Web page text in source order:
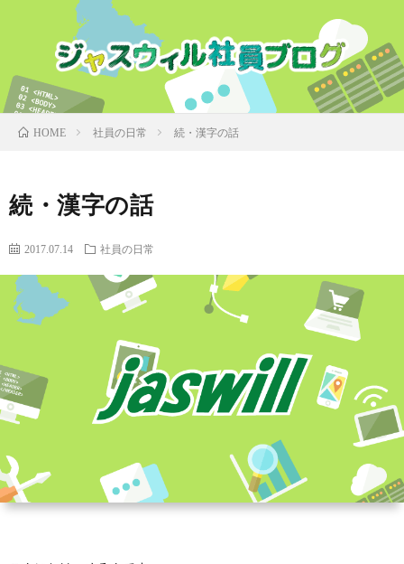
HOME 社員の日常 続・漢字の話
続・漢字の話
2017.07.14 社員の日常